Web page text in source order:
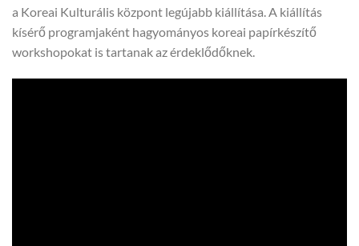
a Koreai Kulturális központ legújabb kiállítása. A kiállítás
kísérő programjaként hagyományos koreai papírkészítő
workshopokat is tartanak az érdeklődőknek.